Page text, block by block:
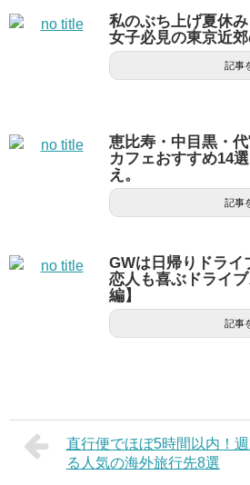
私のぶち上げ夏休
女子必見の東京近
記事
恵比寿・中目黒・
カフェおすすめ14
え。
記事
GWは日帰りドライ
恋人も喜ぶドライ
編】
記事
直行便でほぼ5時間以内！
る人気の海外旅行先8選